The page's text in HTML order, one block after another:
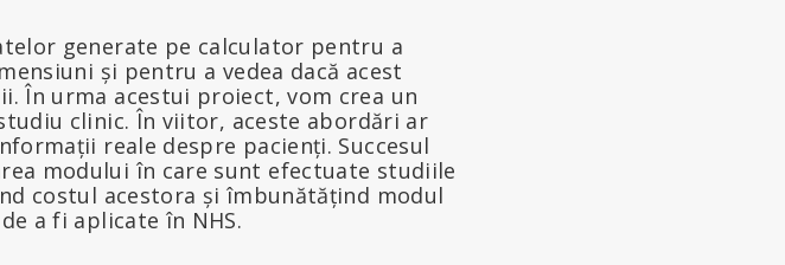
generate pe calculator pentru a
și pentru a vedea dacă acest
În urma acestui proiect, vom crea un
clinic. În viitor, aceste abordări ar
reale despre pacienți. Succesul
modului în care sunt efectuate studiile
costul acestora și îmbunătățind modul
a fi aplicate în NHS.